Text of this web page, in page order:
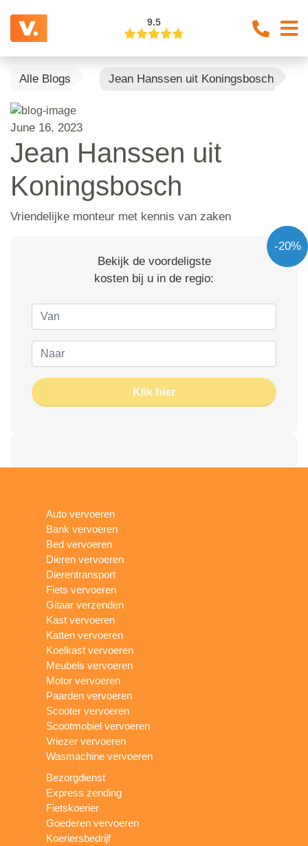
9.5
Alle Blogs Jean Hanssen uit Koningsbosch
June 16, 2023
Jean Hanssen uit
Koningsbosch
Vriendelijke monteur met kennis van zaken
-20%
Bekijk de voordeligste
kosten bij u in de regio:
Klik hier
Auto vervoeren
Bank vervoeren
Bed vervoeren
Dieren vervoeren
Dierentransport
Fiets vervoeren
Gitaar verzenden
Kast vervoeren
Katten vervoeren
Koelkast vervoeren
Meubels vervoeren
Motor vervoeren
Paarden vervoeren
Scooter vervoeren
Scootmobiel vervoeren
Vriezer vervoeren
Wasmachine vervoeren
Bezorgdienst
Express zending
Fietskoerier
Goederen vervoeren
Koeriersbedrijf